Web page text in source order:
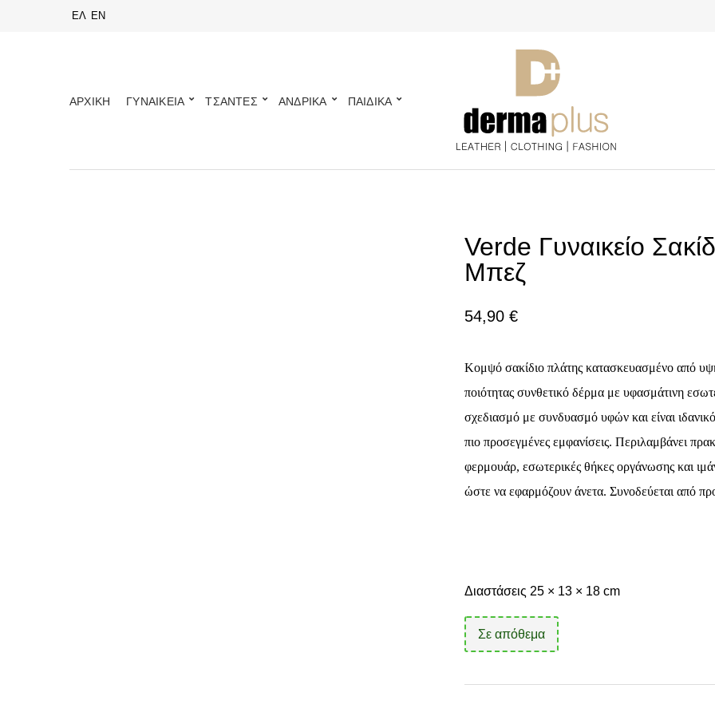
ΕΛ EN
ΑΡΧΙΚΗ ΓΥΝΑΙΚΕΙΑ ΤΣΑΝΤΕΣ ΑΝΔΡΙΚΑ ΠΑΙΔΙΚΑ
Verde Γυναικείο
Μπεζ
54,90 €
Κομψό σακίδιο πλάτης κατασκευασμένο από
ποιότητας συνθετικό δέρμα με υφασμάτινη
σχεδιασμό με συνδυασμό υφών και είναι
πιο προσεγμένες εμφανίσεις. Περιλαμβάνει
φερμουάρ, εσωτερικές θήκες οργάνωσης και
ώστε να εφαρμόζουν άνετα. Συνοδεύεται από
Διαστάσεις 25 × 13 × 18 cm
Σε απόθεμα